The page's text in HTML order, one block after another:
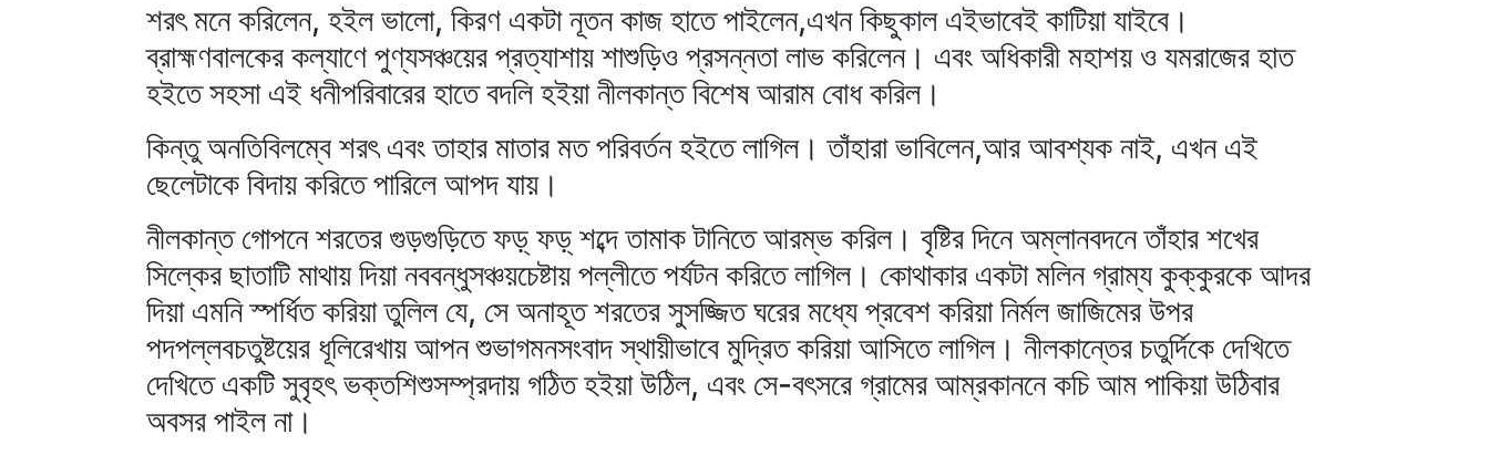
শরৎ মনে করিলেন, হইল ভালো, কিরণ একটা নূতন কাজ হাতে পাইলেন,এখন কিছুকাল এইভাবেই কাটিয়া যাইবে।
ব্রাহ্মণবালকের কল্যাণে পুণ্যসঞ্চয়ের প্রত্যাশায় শাশুড়িও প্রসন্নতা লাভ করিলেন। এবং অধিকারী মহাশয় ও যমরাজের হাত
হইতে সহসা এই ধনীপরিবারের হাতে বদলি হইয়া নীলকান্ত বিশেষ আরাম বোধ করিল।
কিন্তু অনতিবিলম্বে শরৎ এবং তাহার মাতার মত পরিবর্তন হইতে লাগিল। তাঁহারা ভাবিলেন,আর আবশ্যক নাই, এখন এই
ছেলেটাকে বিদায় করিতে পারিলে আপদ যায়।
নীলকান্ত গোপনে শরতের গুড়গুড়িতে ফড়্‌ ফড়্‌ শব্দে তামাক টানিতে আরম্ভ করিল। বৃষ্টির দিনে অম্লানবদনে তাঁহার শখের
সিল্কের ছাতাটি মাথায় দিয়া নববন্ধুসঞ্চয়চেষ্টায় পল্লীতে পর্যটন করিতে লাগিল। কোথাকার একটা মলিন গ্রাম্য কুক্কুরকে আদর
দিয়া এমনি স্পর্ধিত করিয়া তুলিল যে, সে অনাহূত শরতের সুসজ্জিত ঘরের মধ্যে প্রবেশ করিয়া নির্মল জাজিমের উপর
পদপল্লবচতুষ্টয়ের ধূলিরেখায় আপন শুভাগমনসংবাদ স্থায়ীভাবে মুদ্রিত করিয়া আসিতে লাগিল। নীলকান্তের চতুর্দিকে দেখিতে
দেখিতে একটি সুবৃহৎ ভক্তশিশুসম্প্রদায় গঠিত হইয়া উঠিল, এবং সে-বৎসরে গ্রামের আম্রকাননে কচি আম পাকিয়া উঠিবার
অবসর পাইল না।